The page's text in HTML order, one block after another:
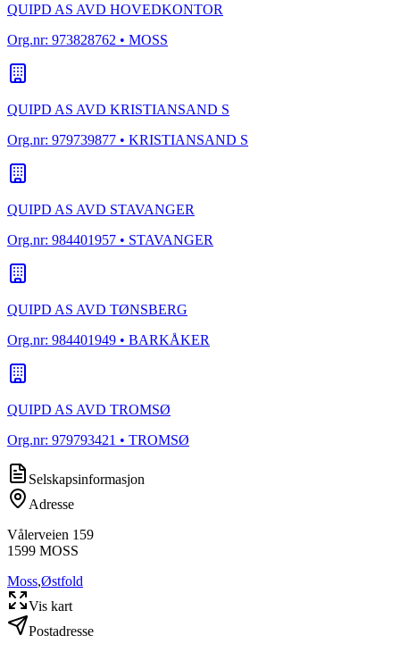
QUIPD AS AVD HOVEDKONTOR
Org.nr: 973828762 • MOSS
QUIPD AS AVD KRISTIANSAND S
Org.nr: 979739877 • KRISTIANSAND S
QUIPD AS AVD STAVANGER
Org.nr: 984401957 • STAVANGER
QUIPD AS AVD TØNSBERG
Org.nr: 984401949 • BARKÅKER
QUIPD AS AVD TROMSØ
Org.nr: 979793421 • TROMSØ
Selskapsinformasjon
Adresse
Vålerveien 159
1599 MOSS
Moss,Østfold
Vis kart
Postadresse